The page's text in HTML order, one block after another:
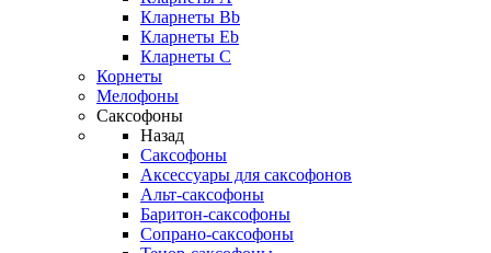
Кларнеты Bb
Кларнеты Eb
Кларнеты С
Корнеты
Мелофоны
Саксофоны
Назад
Саксофоны
Аксессуары для саксофонов
Альт-саксофоны
Баритон-саксофоны
Сопрано-саксофоны